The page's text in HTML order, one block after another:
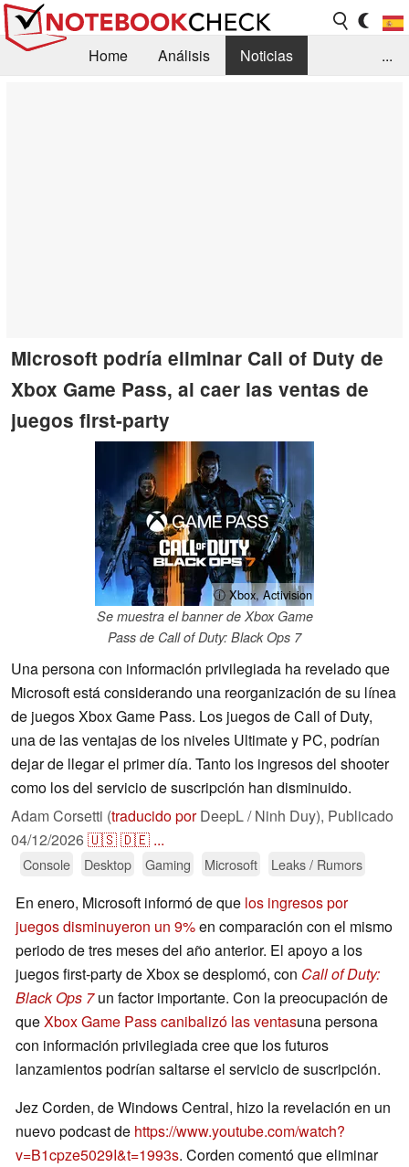
Home Análisis
Noticias
...
Microsoft podría eliminar Call of Duty de
Xbox Game Pass, al caer las ventas de
juegos first-party
ⓘ Xbox, Activision
Se muestra el banner de Xbox Game
Pass de Call of Duty: Black Ops 7
Una persona con información privilegiada ha revelado que
Microsoft está considerando una reorganización de su línea
de juegos Xbox Game Pass. Los juegos de Call of Duty,
una de las ventajas de los niveles Ultimate y PC, podrían
dejar de llegar el primer día. Tanto los ingresos del shooter
como los del servicio de suscripción han disminuido.
Adam Corsetti (traducido porDeepL / Ninh Duy), Publicado
04/12/2026🇺🇸🇩🇪 ...
Console Desktop Gaming Microsoft Leaks / Rumors
En enero, Microsoft informó de que los ingresos por
juegos disminuyeron un 9%en comparación con el mismo
periodo de tres meses del año anterior. El apoyo a los
juegos first-party de Xbox se desplomó, con Call of Duty:
Black Ops 7un factor importante. Con la preocupación de
queXbox Game Pass canibalizó las ventasuna persona
con información privilegiada cree que los futuros
lanzamientos podrían saltarse el servicio de suscripción.
Jez Corden, de Windows Central, hizo la revelación en un
nuevo podcast de https://www.youtube.com/watch?
v=B1cpze5029I&t=1993s. Corden comentó que eliminar